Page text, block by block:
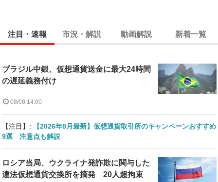
注目・速報 市況・解説 動画解説 新着一覧
ブラジル中銀、仮想通貨送金に最大24時間
の遅延義務付け
08/08 14:00
【注目】:
【2026年8月最新】仮想通貨取引所のキャンペーンおすすめ
9選 注意点も解説
ロシア当局、ウクライナ発詐欺に関与した
違法仮想通貨交換所を摘発 20人超拘束